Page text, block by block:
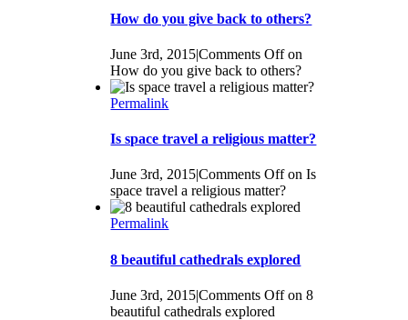
How do you give back to others?
June 3rd, 2015|Comments Offon
How do you give back to others?
Permalink
Is space travel a religious matter?
June 3rd, 2015|Comments Offon Is
space travel a religious matter?
Permalink
8 beautiful cathedrals explored
June 3rd, 2015|Comments Offon 8
beautiful cathedrals explored